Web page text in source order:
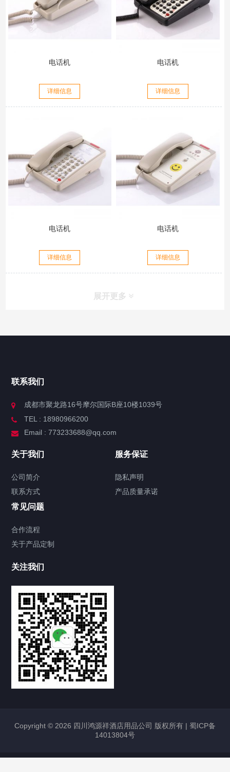
电话机
详细信息
电话机
详细信息
电话机
详细信息
电话机
详细信息
展开更多
联系我们
成都市聚龙路16号摩尔国际B座10楼1039号
TEL : 18980966200
Email : 773233688@qq.com
关于我们
公司简介
联系方式
服务保证
隐私声明
产品质量承诺
常见问题
合作流程
关于产品定制
关注我们
Copyright © 2026 四川鸿源祥酒店用品公司 版权所有 | 蜀ICP备
14013804号